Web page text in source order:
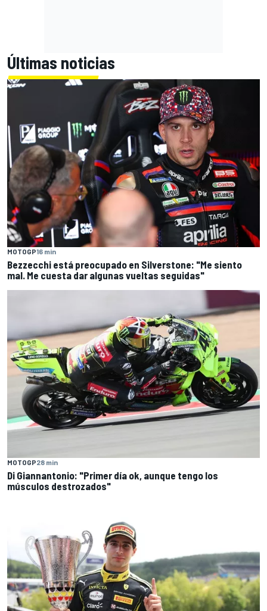
Últimas noticias
MOTOGP16 min
Bezzecchi está preocupado en Silverstone: "Me siento
mal. Me cuesta dar algunas vueltas seguidas"
MOTOGP28 min
Di Giannantonio: "Primer día ok, aunque tengo los
músculos destrozados"